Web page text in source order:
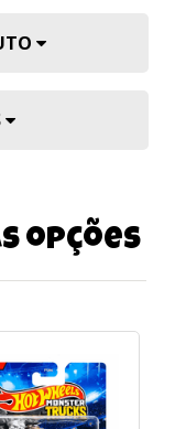
opções